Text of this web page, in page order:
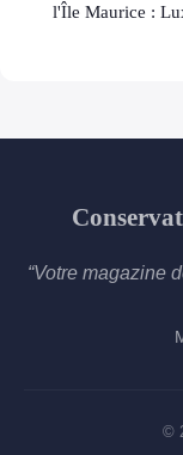
l'Île Maurice :
“Votre magazine
©